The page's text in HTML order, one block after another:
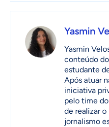
Yasmin
Yasmin
conteúdo
estudante
Após atuar
iniciativa
pelo time
de realizar
jornalismo